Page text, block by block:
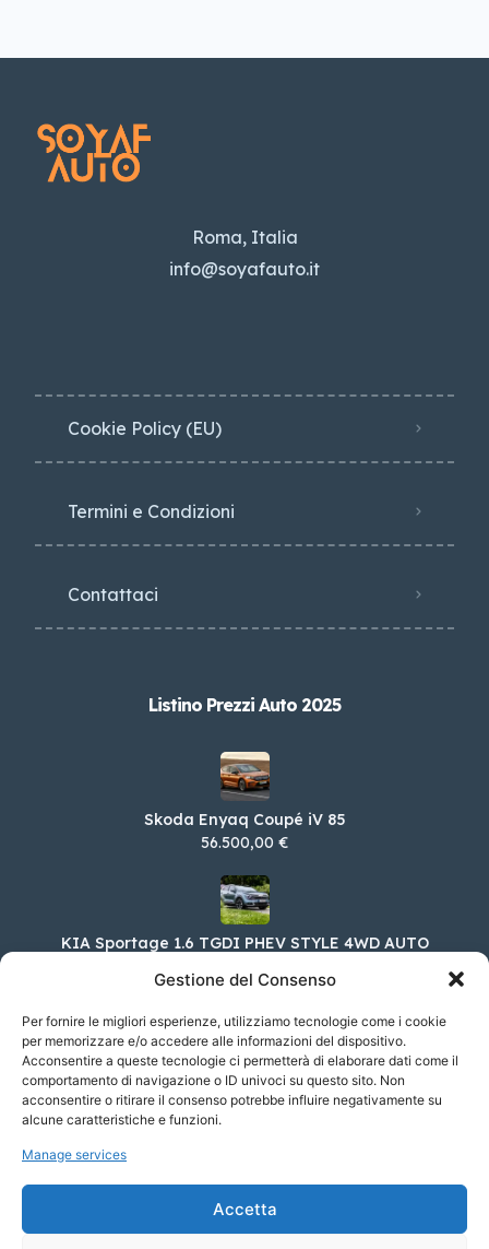
Gestione del Consenso
Per fornire le migliori esperienze, utilizziamo tecnologie come i cookie
per memorizzare e/o accedere alle informazioni del dispositivo.
Acconsentire a queste tecnologie ci permetterà di elaborare dati come il
comportamento di navigazione o ID univoci su questo sito. Non
acconsentire o ritirare il consenso potrebbe influire negativamente su
alcune caratteristiche e funzioni.
Manage services
Accetta
Roma, Italia
info@soyafauto.it
Cookie Policy (EU)
Termini e Condizioni
Contattaci
Listino Prezzi Auto 2025
Skoda Enyaq Coupé iV 85
56.500,00 €
KIA Sportage 1.6 TGDI PHEV STYLE 4WD AUTO
Volkswagen Golf 2.0 TSI R 20 YEARS DSG
4MOTION
65.700,00 €
Porsche 911 Coupé Carrera 4 GTS